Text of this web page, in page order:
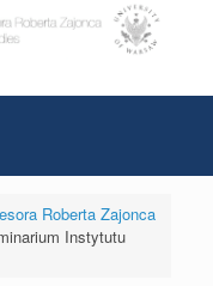
Roberta Zajonca
Instytutu